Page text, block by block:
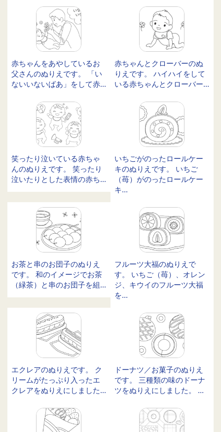
赤ちゃんをあやしているお
父さんのぬりえです。 「い
ないいないばあ」をして赤...
赤ちゃんとクローバーのぬ
りえです。 ハイハイをして
いる赤ちゃんとクローバー...
笑ったり泣いている赤ちゃ
んのぬりえです。 笑ったり
泣いたりとした表情の赤ち...
いちごがのったロールケー
キのぬりえです。 いちご
（苺）がのったロールケー
キ...
お茶と串のお団子のぬりえ
です。 和のイメージでお茶
（緑茶）と串のお団子を組...
フルーツ大福のぬりえで
す。 いちご（苺）、オレン
ジ、キウイのフルーツ大福
を...
エクレアのぬりえです。 ク
リームがたっぷり入ったエ
クレアをぬりえにしました...
ドーナツ／お菓子のぬりえ
です。 三種類の味のドーナ
ツをぬりえにしました。 ...